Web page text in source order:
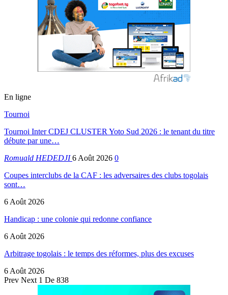
En ligne
Tournoi
Tournoi Inter CDEJ CLUSTER Yoto Sud 2026 : le tenant du titre
débute par une…
Romuald HEDEDJI6 Août 2026 0
Coupes interclubs de la CAF : les adversaires des clubs togolais
sont…
6 Août 2026
Handicap : une colonie qui redonne confiance
6 Août 2026
Arbitrage togolais : le temps des réformes, plus des excuses
6 Août 2026
Prev Next 1 De 838